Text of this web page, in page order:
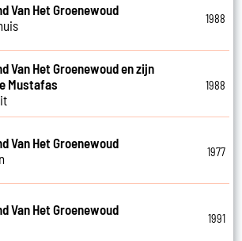
Van Het Groenewoud
1988
Van Het Groenewoud en zijn
Mustafas
1988
Van Het Groenewoud
1977
Van Het Groenewoud
1991